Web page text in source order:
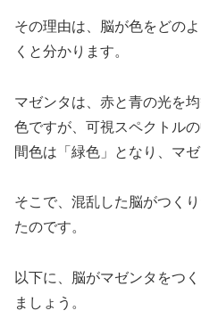
その理由は、脳が色をどの
くと分かります。
マゼンタは、赤と青の光を
色ですが、可視スペクトル
間色は「緑色」となり、マ
そこで、混乱した脳がつく
たのです。
以下に、脳がマゼンタをつ
ましょう。